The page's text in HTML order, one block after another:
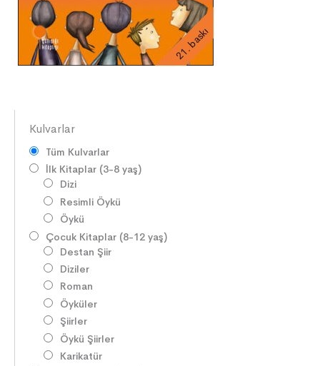
21. baskı
Kulvarlar
Tüm Kulvarlar
İlk Kitaplar (3-8 yaş)
Dizi
Resimli Öykü
Öykü
Çocuk Kitaplar (8-12 yaş)
Destan Şiir
Diziler
Roman
Öyküler
Şiirler
Öykü Şiirler
Karikatür